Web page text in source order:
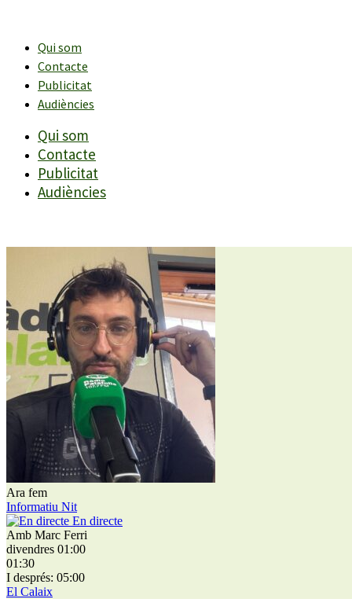
contingutQui som
Contacte
Publicitat
Audiències
Qui som
Contacte
Publicitat
Audiències
Ara fem
Informatiu Nit
En directe
Amb Marc Ferri
divendres 01:00
01:30
I després: 05:00
El Calaix